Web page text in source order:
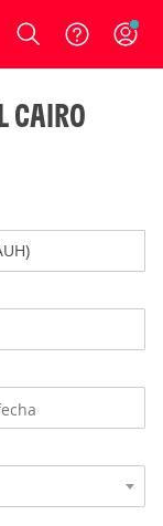
Login
CAIRO